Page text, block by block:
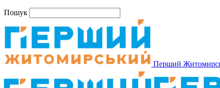
Пошук
Перший